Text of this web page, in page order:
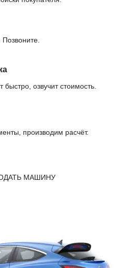
быстро, озвучит стоимость.
производим расчёт.
МАШИНУ